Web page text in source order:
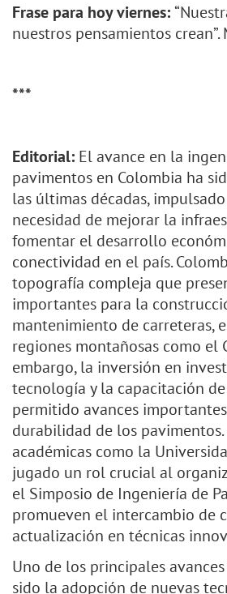
Frase para hoy viernes:
nuestros pensamientos
***
Editorial: El avance en la
pavimentos en Colombia ha
las últimas décadas,
necesidad de mejorar la
fomentar el desarrollo
conectividad en el país.
topografía compleja que
importantes para la
mantenimiento de carreteras,
regiones montañosas como el
embargo, la inversión en
tecnología y la capacitación
permitido avances
durabilidad de los
académicas como la
jugado un rol crucial al
el Simposio de Ingeniería de
promueven el intercambio de
actualización en técnicas
Uno de los principales
sido la adopción de nuevas